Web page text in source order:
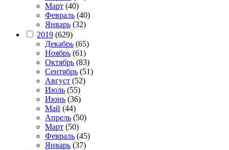
Март (40)
Февраль (40)
Январь (32)
2019 (629)
Декабрь (65)
Ноябрь (61)
Октябрь (83)
Сентябрь (51)
Август (52)
Июль (55)
Июнь (36)
Май (44)
Апрель (50)
Март (50)
Февраль (45)
Январь (37)